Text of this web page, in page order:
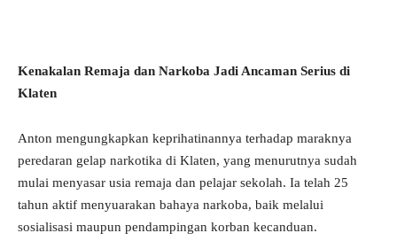
Kenakalan Remaja dan Narkoba Jadi Ancaman Serius di
Klaten
Anton mengungkapkan keprihatinannya terhadap maraknya
peredaran gelap narkotika di Klaten, yang menurutnya sudah
mulai menyasar usia remaja dan pelajar sekolah. Ia telah 25
tahun aktif menyuarakan bahaya narkoba, baik melalui
sosialisasi maupun pendampingan korban kecanduan.